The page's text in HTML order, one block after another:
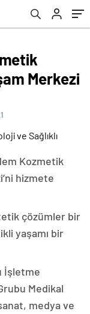
Merkezi
Kozmetik
hizmete
çözümler bir
yaşamı bir
İşletme
Medikal
medya ve